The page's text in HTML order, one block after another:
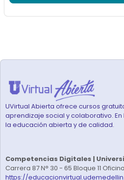
Bloques
UVirtual Abierta ofrece cursos
aprendizaje social y colaborativo.
la educación abierta y de calidad.
Competencias Digitales |
Carrera 87 N° 30 - 65 Bloque 11
https://